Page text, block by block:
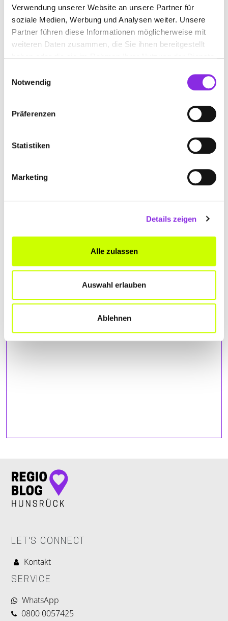
Verwendung unserer Website an unsere Partner für
soziale Medien, Werbung und Analysen weiter. Unsere
Partner führen diese Informationen möglicherweise mit
weiteren Daten zusammen, die Sie ihnen bereitgestellt
Notwendig
Präferenzen
Statistiken
Marketing
Details zeigen
Alle zulassen
Auswahl erlauben
Ablehnen
FIRMENBESCHREIBUNG
Bitte akzeptieredie Statistik und Marketing Cookies, damit
Du die Map sehen kannst.
LET'S CONNECT
Kontakt
SERVICE
WhatsApp
0800 0057425